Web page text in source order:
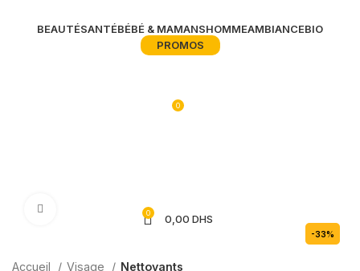
BEAUTÉSANTÉBÉBÉ & MAMANSHOMMEAMBIANCEBIO
PROMOS
0
0 0,00 DHS
-33%
Accueil Visage Nettoyants